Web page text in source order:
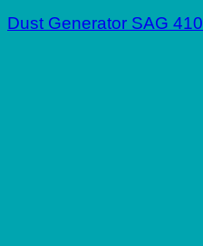
Dust Generator SAG 410